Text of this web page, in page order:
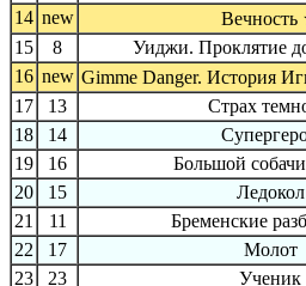
14 new Вечность
15
8 Уиджи. Проклятие
16 new Gimme Danger. История
17
13 Страх
18
14
19
16 Большой
20
15 Ледокол
21
11 Бременские
22
17 Молот
23
23 Ученик